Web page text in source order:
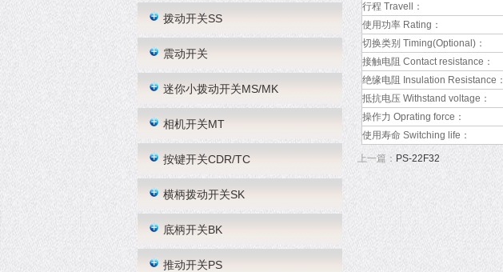
拨动开关SS
震动开关
迷你小拨动开关MS/MK
相机开关MT
按键开关CDR/TC
横柄拨动开关SK
底柄开关BK
推动开关PS
行程 Travell：
使用功率 Rating：
切换类别 Timing(Optional)：
接触电阻 Contact resistance：
绝缘电阻 Insulation Resistance：
抵抗电压 Withstand voltage：
操作力 Oprating force：
使用寿命 Switching life：
上一篇： PS-22F32